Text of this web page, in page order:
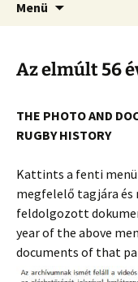
Menü
Az elmúlt 56
THE PHOTO AND
RUGBY HISTORY
Kattints a fenti
megfelelő tagjára és
feldolgozott
year of the above
documents of that